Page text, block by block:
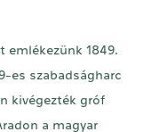
emlékezünk 1849.
es szabadságharc
kivégezték gróf
a magyar